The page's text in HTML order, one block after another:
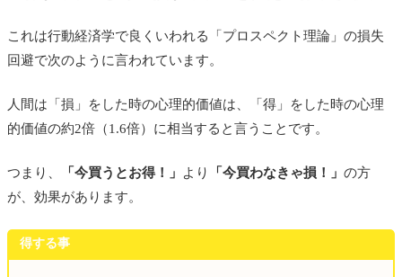
これは行動経済学で良くいわれる「プロスペクト理論」の損失
回避で次のように言われています。
人間は「損」をした時の心理的価値は、「得」をした時の心理
的価値の約2倍（1.6倍）に相当すると言うことです。
つまり、 「今買うとお得！」 より 「今買わなきゃ損！」 の方
が、効果があります。
得する事